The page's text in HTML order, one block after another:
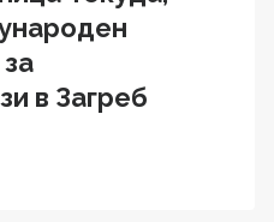
в Загреб